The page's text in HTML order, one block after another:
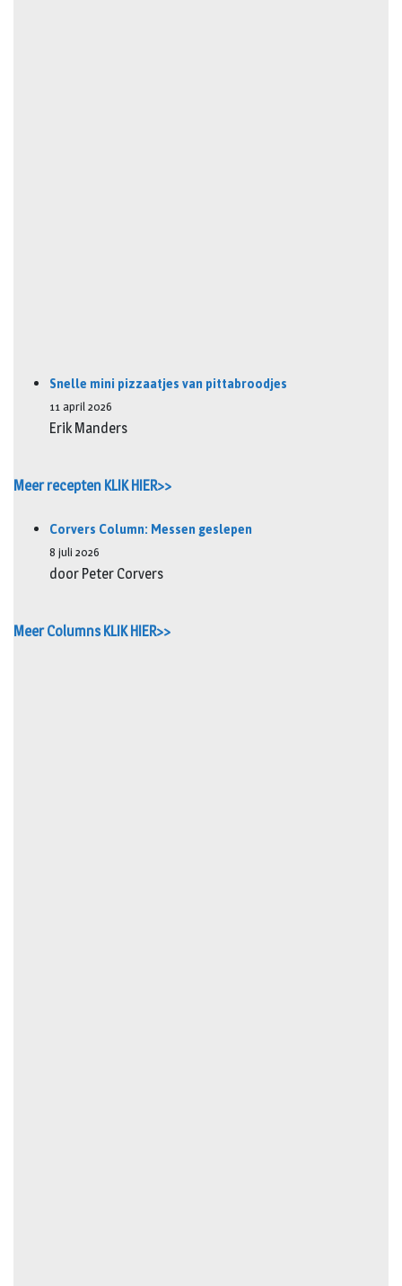
Snelle mini pizzaatjes van pittabroodjes
11 april 2026
Erik Manders
Meer recepten KLIK HIER>>
Corvers Column: Messen geslepen
8 juli 2026
door Peter Corvers
Meer Columns KLIK HIER>>